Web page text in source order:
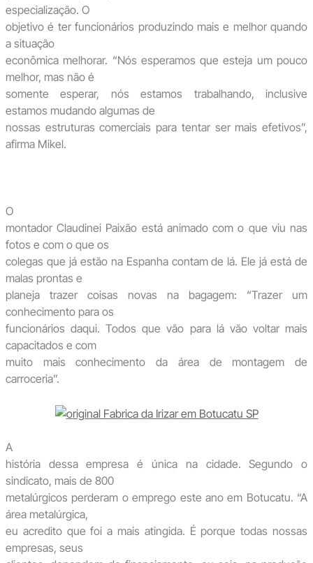
especialização. O
objetivo é ter funcionários produzindo mais e melhor quando
a situação
econômica melhorar. “Nós esperamos que esteja um pouco
melhor, mas não é
somente esperar, nós estamos trabalhando, inclusive
estamos mudando algumas de
nossas estruturas comerciais para tentar ser mais efetivos”,
afirma Mikel.
O
montador Claudinei Paixão está animado com o que viu nas
fotos e com o que os
colegas que já estão na Espanha contam de lá. Ele já está de
malas prontas e
planeja trazer coisas novas na bagagem: “Trazer um
conhecimento para os
funcionários daqui. Todos que vão para lá vão voltar mais
capacitados e com
muito mais conhecimento da área de montagem de
carroceria”.
A
história dessa empresa é única na cidade. Segundo o
sindicato, mais de 800
metalúrgicos perderam o emprego este ano em Botucatu. “A
área metalúrgica,
eu acredito que foi a mais atingida. É porque todas nossas
empresas, seus